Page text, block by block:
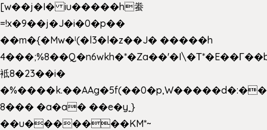
[w��j�I� iu�����h䖭
=!x�9��j�J�i�0�p��
��m�{�Mw�ˡ(�l3�l�z��J� �����h
袛8�23��i�
8��� �a�a� ��e�y˿}
��u�������KM*~